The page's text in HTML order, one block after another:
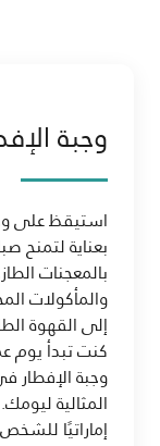
وجبة
استيقظ على
بعناية لتمنح
بالمعجنات
والمأكولات
إلى القهوة
كنت تبدأ يوم
إماراتيًا